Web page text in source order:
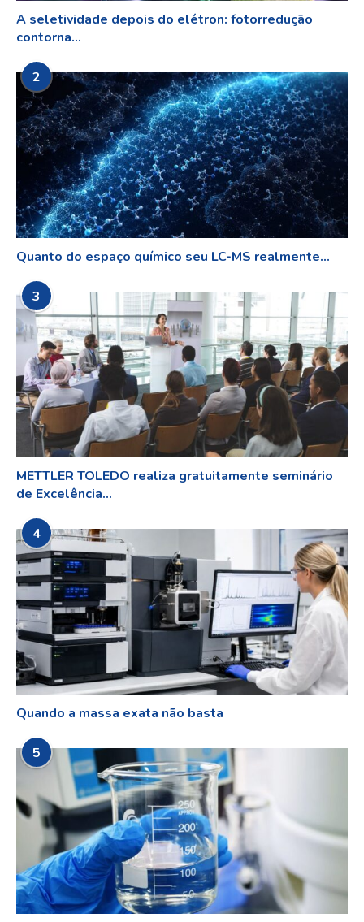
A seletividade depois do elétron: fotorredução
contorna...
2
Quanto do espaço químico seu LC-MS realmente...
3
METTLER TOLEDO realiza gratuitamente seminário
de Excelência...
4
Quando a massa exata não basta
5